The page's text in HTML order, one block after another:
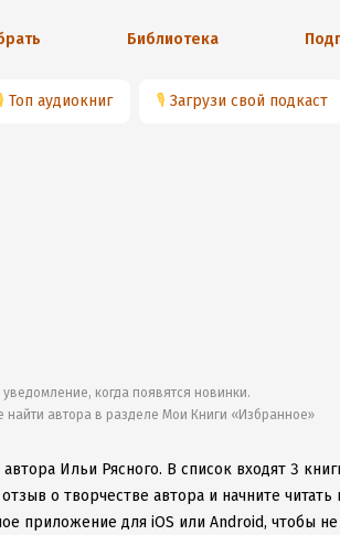
Библиотека
Топ аудиокниг 🎙 Загрузи свой подкаст
когда появятся новинки.
найти автора в разделе Мои Книги «Избранное»
Ильи Рясного. В список входят 3
о творчестве автора и начните
приложение для iOS или Android, чтобы